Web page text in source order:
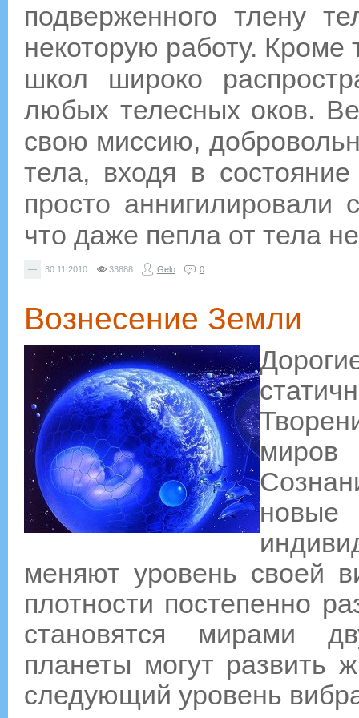
подверженного тлену
некоторую работу. Кроме
школ широко
любых телесных оков.
свою миссию,
тела, входя в
просто аннигилировали
что даже пепла от тела
— 30.11.2010 33888 Gelo 0
Вознесение Земли
миров
меняют уровень своей
плотности постепенно
становятся мирами
планеты могут развить
следующий уровень